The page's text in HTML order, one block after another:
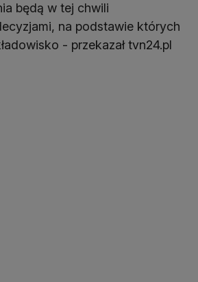
będą w tej chwili
na podstawie których
- przekazał tvn24.pl